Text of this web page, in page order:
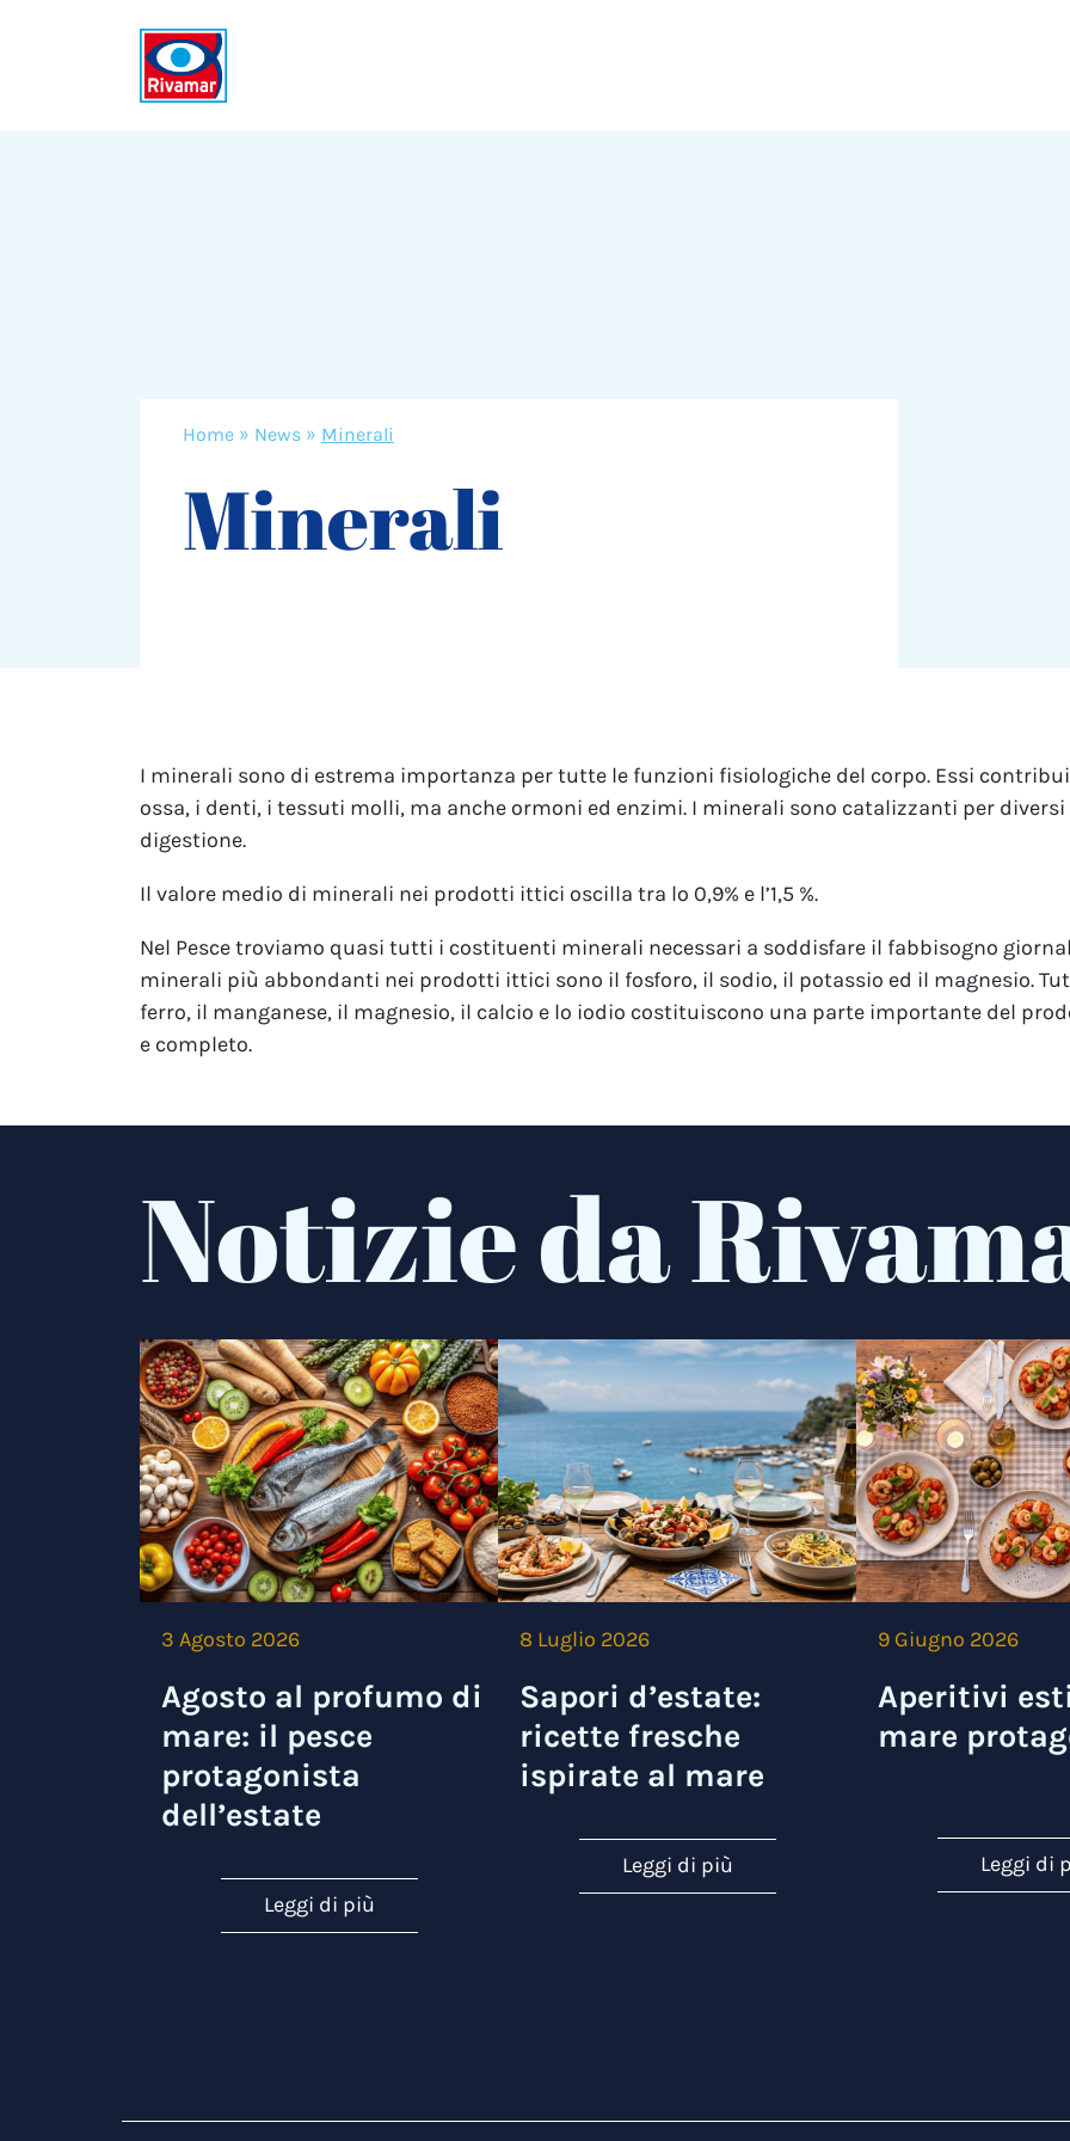
Home » News » Minerali
Minerali
I minerali sono di estrema importanza per tutte le funzioni fisiologiche del corpo. Essi
ossa, i denti, i tessuti molli, ma anche ormoni ed enzimi. I minerali sono catalizzanti per
digestione.
Il valore medio di minerali nei prodotti ittici oscilla tra lo 0,9% e l’1,5 %.
Nel Pesce troviamo quasi tutti i costituenti minerali necessari a soddisfare il fabbisogno
minerali più abbondanti nei prodotti ittici sono il fosforo, il sodio, il potassio ed il magnesio.
ferro, il manganese, il magnesio, il calcio e lo iodio costituiscono una parte importante del
e completo.
Notizie da
3 Agosto 2026
Agosto al profumo di
mare: il pesce
protagonista
dell’estate
Leggi di più
8 Luglio 2026
Sapori d’estate:
ricette fresche
ispirate al mare
Leggi di più
9 Giugno 2026
Aperitivi
mare
Leggi di